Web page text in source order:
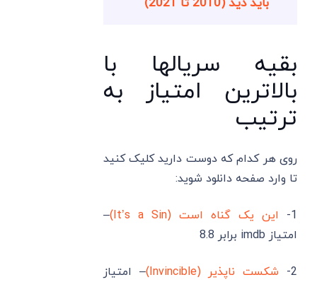
بقیه سریالها با
بالاترین امتیاز به
ترتیب
روی هر کدام که دوست دارید کلیک کنید
تا وارد صفحه دانلود شوید:
1- این یک گناه است (It’s a Sin)
–
امتیاز imdb برابر 8.8
2- شکست ناپذیر (Invincible)
– امتیاز